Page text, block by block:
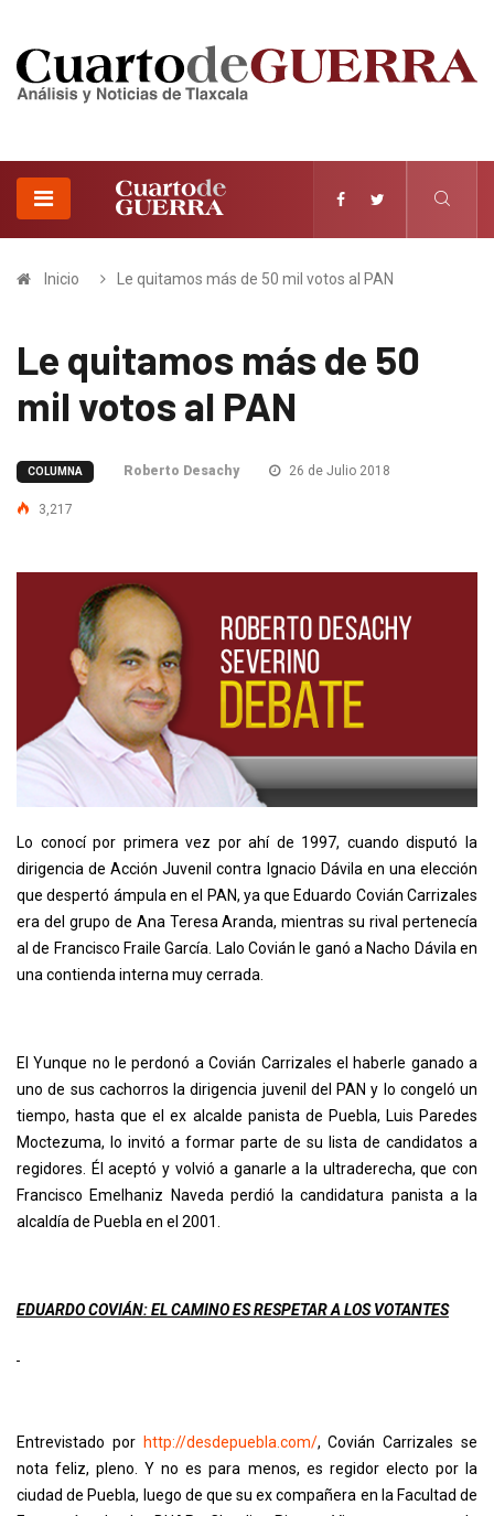
Inicio Le quitamos más de 50 mil votos al PAN
Le quitamos más de 50
mil votos al PAN
COLUMNA Roberto Desachy 26 de Julio 2018
3,217
Lo conocí por primera vez por ahí de 1997, cuando disputó la
dirigencia de Acción Juvenil contra Ignacio Dávila en una elección
que despertó ámpula en el PAN, ya que Eduardo Covián Carrizales
era del grupo de Ana Teresa Aranda, mientras su rival pertenecía
al de Francisco Fraile García. Lalo Covián le ganó a Nacho Dávila en
una contienda interna muy cerrada.
El Yunque no le perdonó a Covián Carrizales el haberle ganado a
uno de sus cachorros la dirigencia juvenil del PAN y lo congeló un
tiempo, hasta que el ex alcalde panista de Puebla, Luis Paredes
Moctezuma, lo invitó a formar parte de su lista de candidatos a
regidores. Él aceptó y volvió a ganarle a la ultraderecha, que con
Francisco Emelhaniz Naveda perdió la candidatura panista a la
alcaldía de Puebla en el 2001.
EDUARDO COVIÁN: EL CAMINO ES RESPETAR A LOS VOTANTES
Entrevistado por http://desdepuebla.com/, Covián Carrizales se
nota feliz, pleno. Y no es para menos, es regidor electo por la
ciudad de Puebla, luego de que su ex compañera en la Facultad de